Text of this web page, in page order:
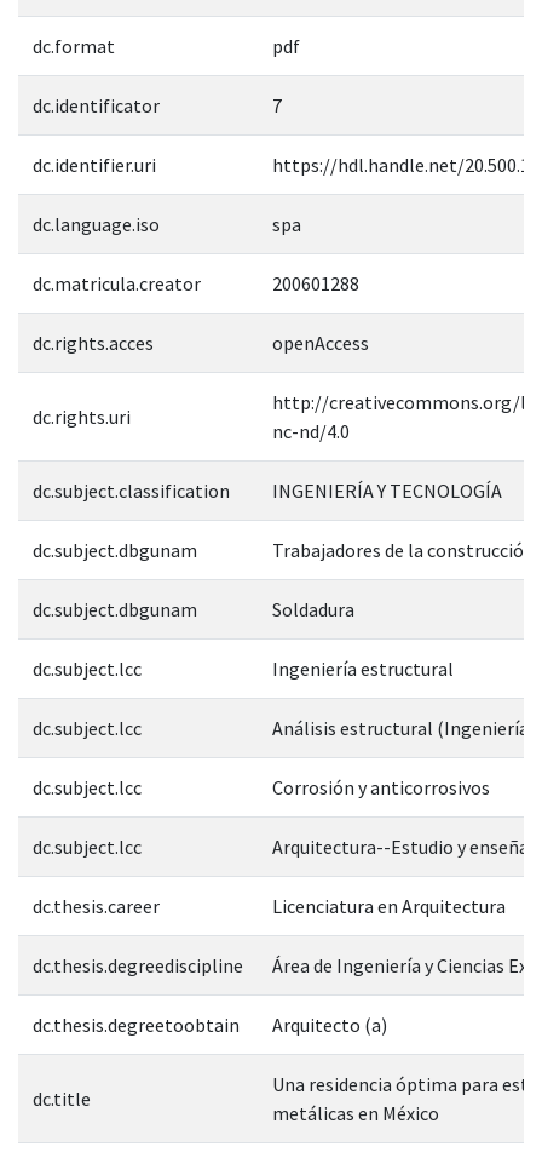
dc.format pdf
dc.identificator 7
dc.identifier.uri https://hdl.handle.net/
dc.language.iso spa
dc.matricula.creator 200601288
dc.rights.acces openAccess
dc.rights.uri
http://creativecommons.org/
nc-nd/4.0
dc.subject.classification INGENIERÍA Y TECNOLOGÍA
dc.subject.dbgunam Trabajadores de la construcción
dc.subject.dbgunam Soldadura
dc.subject.lcc Ingeniería estructural
dc.subject.lcc Análisis estructural (Ingeniería)
dc.subject.lcc Corrosión y anticorrosivos
dc.subject.lcc Arquitectura--Estudio y
dc.thesis.career Licenciatura en Arquitectura
dc.thesis.degreediscipline Área de Ingeniería y Ciencias
dc.thesis.degreetoobtain Arquitecto (a)
dc.title
Una residencia óptima para
metálicas en México